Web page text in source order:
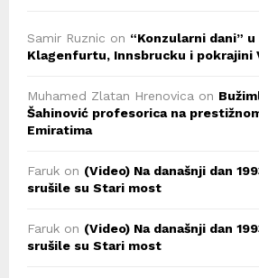
Samir Ruznic on “Konzularni dani”
Klagenfurtu, Innsbrucku i pokrajini
Muhamed Zlatan Hrenovica on
Šahinović profesorica na
Emiratima
Faruk on (Video) Na današnji dan
srušile su Stari most
Faruk on (Video) Na današnji dan
srušile su Stari most